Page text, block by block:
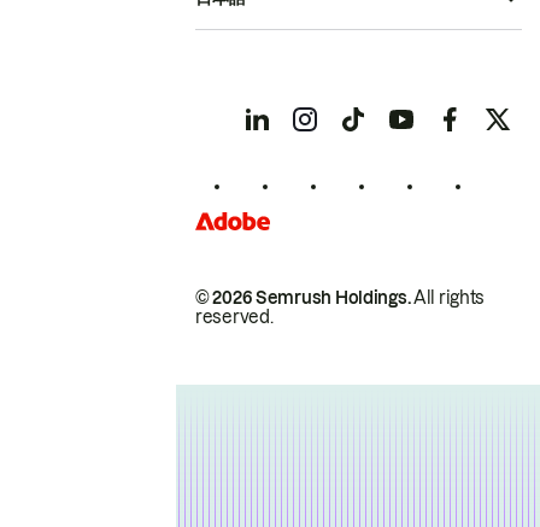
© 2026 Semrush Holdings.All rights
reserved.